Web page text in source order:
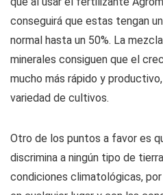
conseguirá que estas tengan
normal hasta un 50%. La
minerales consiguen que el
mucho más rápido y
variedad de cultivos.
Otro de los puntos a favor es
discrimina a ningún tipo de
condiciones climatológicas,